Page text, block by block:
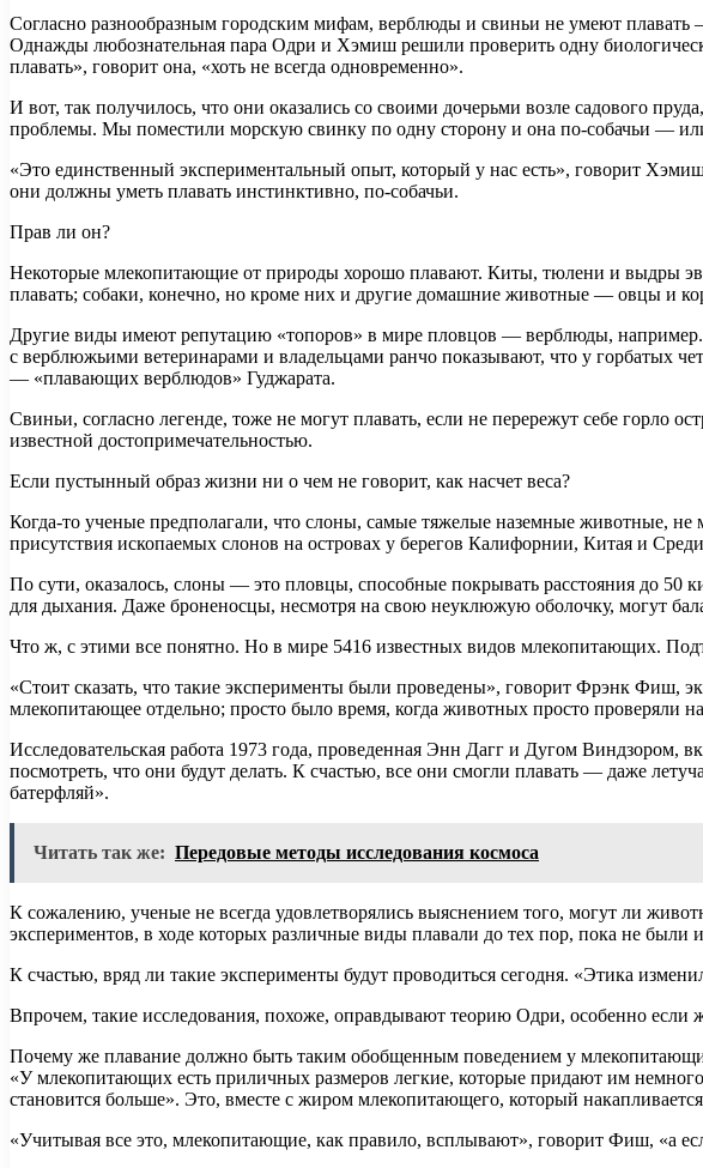
Согласно разнообразным городским мифам, верблюды и свиньи не умеют плавать
Однажды любознательная пара Одри и Хэмиш решили проверить одну
плавать», говорит она, «хоть не всегда одновременно».
И вот, так получилось, что они оказались со своими дочерьми возле садового
проблемы. Мы поместили морскую свинку по одну сторону и она по-собачьи —
«Это единственный экспериментальный опыт, который у нас есть», говорит
они должны уметь плавать инстинктивно, по-собачьи.
Прав ли он?
Некоторые млекопитающие от природы хорошо плавают. Киты, тюлени и выдры
плавать; собаки, конечно, но кроме них и другие домашние животные — овцы и
Другие виды имеют репутацию «топоров» в мире пловцов — верблюды, например.
с верблюжьими ветеринарами и владельцами ранчо показывают, что у горбатых
— «плавающих верблюдов» Гуджарата.
Свиньи, согласно легенде, тоже не могут плавать, если не перережут себе
известной достопримечательностью.
Если пустынный образ жизни ни о чем не говорит, как насчет веса?
Когда-то ученые предполагали, что слоны, самые тяжелые наземные животные,
присутствия ископаемых слонов на островах у берегов Калифорнии, Китая и
По сути, оказалось, слоны — это пловцы, способные покрывать расстояния до 50
для дыхания. Даже броненосцы, несмотря на свою неуклюжую оболочку, могут
Что ж, с этими все понятно. Но в мире 5416 известных видов млекопитающих.
«Стоит сказать, что такие эксперименты были проведены», говорит Фрэнк Фиш,
млекопитающее отдельно; просто было время, когда животных просто проверяли
Исследовательская работа 1973 года, проведенная Энн Дагг и Дугом Виндзором,
посмотреть, что они будут делать. К счастью, все они смогли плавать — даже
батерфляй».
Читать так же: Передовые методы исследования космоса
К сожалению, ученые не всегда удовлетворялись выяснением того, могут ли
экспериментов, в ходе которых различные виды плавали до тех пор, пока не
К счастью, вряд ли такие эксперименты будут проводиться сегодня. «Этика
Впрочем, такие исследования, похоже, оправдывают теорию Одри, особенно
Почему же плавание должно быть таким обобщенным поведением у
«У млекопитающих есть приличных размеров легкие, которые придают им
становится больше». Это, вместе с жиром млекопитающего, который
«Учитывая все это, млекопитающие, как правило, всплывают», говорит Фиш, «а